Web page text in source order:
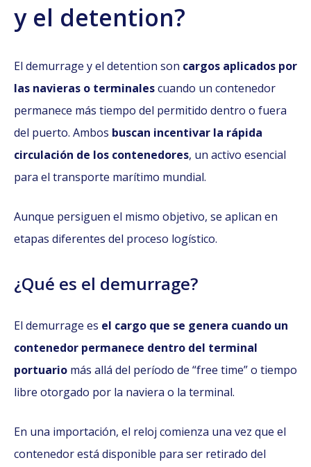
y el detention?
El demurrage y el detention son cargos aplicados por
las navieras o terminalescuando un contenedor
permanece más tiempo del permitido dentro o fuera
del puerto. Ambos buscan incentivar la rápida
circulación de los contenedores, un activo esencial
para el transporte marítimo mundial.
Aunque persiguen el mismo objetivo, se aplican en
etapas diferentes del proceso logístico.
¿Qué es el demurrage?
El demurrage es el cargo que se genera cuando un
contenedor permanece dentro del terminal
portuario más allá del período de “free time” o tiempo
libre otorgado por la naviera o la terminal.
En una importación, el reloj comienza una vez que el
contenedor está disponible para ser retirado del